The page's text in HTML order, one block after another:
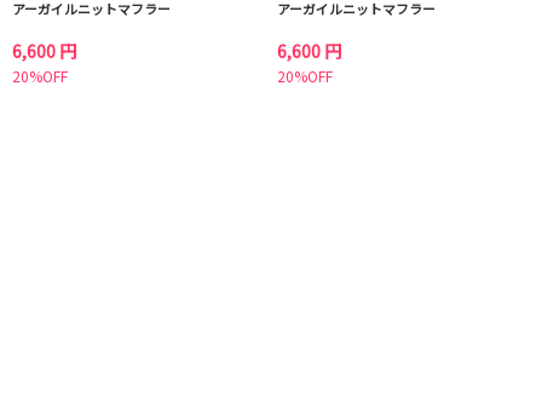
アーガイルニットマフラー
6,600 円
20%OFF
アーガイルニットマフラー
6,600 円
20%OFF